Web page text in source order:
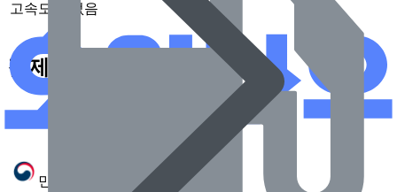
고속도로 없음
결제 혜택
제공 여부
민생회복 소비쿠폰
가능